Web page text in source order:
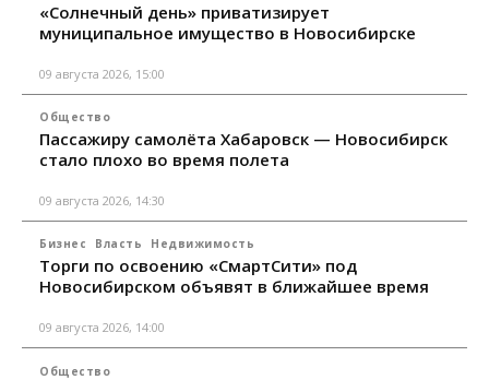
«Солнечный день» приватизирует
муниципальное имущество в Новосибирске
09 августа 2026, 15:00
Общество
Пассажиру самолёта Хабаровск — Новосибирск
стало плохо во время полета
09 августа 2026, 14:30
Бизнес Власть Недвижимость
Торги по освоению «СмартСити» под
Новосибирском объявят в ближайшее время
09 августа 2026, 14:00
Общество